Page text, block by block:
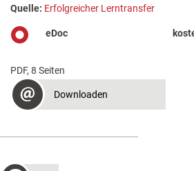
Quelle: Erfolgreicher Lerntransfer
eDoc
PDF, 8 Seiten
Downloaden